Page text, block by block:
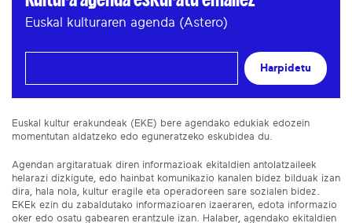
Euskal kulturaren agenda (Astero)
Harpidetu
Euskal kultur erakundeak (EKE) bere agendako edukiak edozein
momentutan aldatzeko edo eguneratzeko eskubidea du.
Agendan argitaratuak diren informazioak ekitaldien antolatzaileek
helarazi dizkigute, edo hainbat komunikazio kanalen bidez bilduak izan
dira, hala nola, kultur eragile eta operadoreen sare sozialen bidez.
EKEk ezin du zabaldutako informazioaren izaeraren, edota informazio
oker edo osatu gabearen erantzule izan. Halaber, agendako ekitaldien